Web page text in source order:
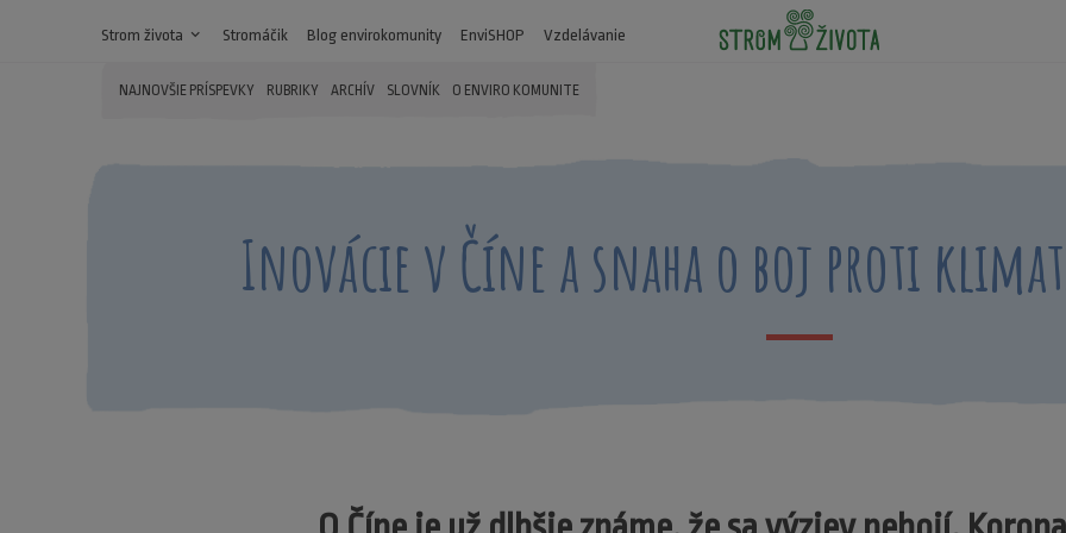
Strom života expand_more Stromáčik Blog envirokomunity EnviSHOP Vzdelávanie
NAJNOVŠIE PRÍSPEVKY RUBRIKY ARCHÍV SLOVNÍK O ENVIRO KOMUNITE
Inovácie v Číne a snaha o boj proti